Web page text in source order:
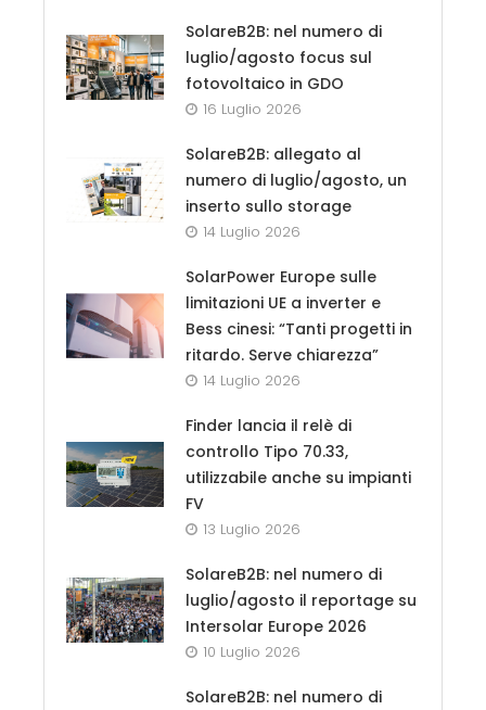
SolareB2B: nel numero di
luglio/agosto focus sul
fotovoltaico in GDO
16 Luglio 2026
SolareB2B: allegato al
numero di luglio/agosto, un
inserto sullo storage
14 Luglio 2026
SolarPower Europe sulle
limitazioni UE a inverter e
Bess cinesi: “Tanti progetti in
ritardo. Serve chiarezza”
14 Luglio 2026
Finder lancia il relè di
controllo Tipo 70.33,
utilizzabile anche su impianti
FV
13 Luglio 2026
SolareB2B: nel numero di
luglio/agosto il reportage su
Intersolar Europe 2026
10 Luglio 2026
SolareB2B: nel numero di